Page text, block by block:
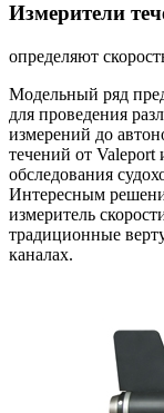
Измерители
определяют
Модельный ряд
для проведения
измерений до
течений от Valeport
обследования
Интересным
измеритель
традиционные
каналах.